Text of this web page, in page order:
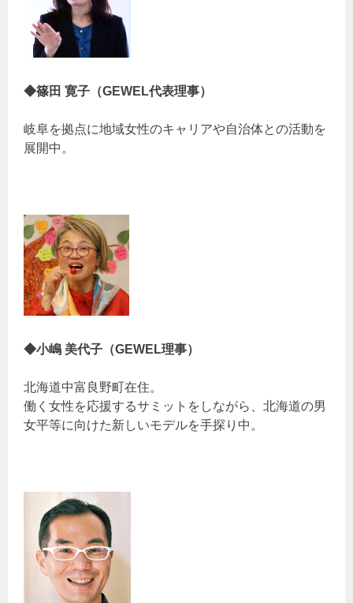
◆篠田 寛子（GEWEL代表理事）
岐阜を拠点に地域女性のキャリアや自治体との活動を
展開中。
◆小嶋 美代子（GEWEL理事）
北海道中富良野町在住。
働く女性を応援するサミットをしながら、北海道の男
女平等に向けた新しいモデルを手探り中。